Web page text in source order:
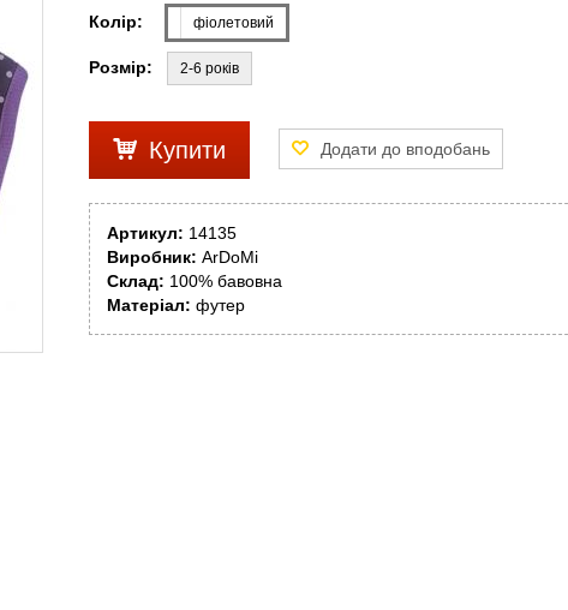
Колір: фіолетовий
Розмір: 2-6 років
Купити
Артикул: 14135
Виробник: ArDoMi
Склад: 100% бавовна
Матеріал: футер